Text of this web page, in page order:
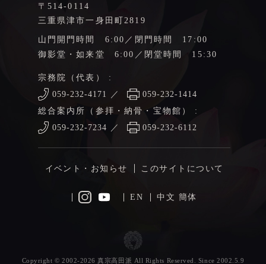
〒514-0114
三重県津市一身田町2819
山門開門時間 6:00／閉門時間 17:00
御影堂・如来堂 6:00／閉堂時間 15:30
宗務院（代表） :
059-232-4171
／
059-232-1414
総合案内所（参拝・納骨・宝物館） :
059-232-7234 ／ 059-232-6112
イベント・お知らせ このサイトについて
EN 中文 簡体
Copyright © 2002-2026 真宗高田派 All Rights Reserved. Since 2002.5.9